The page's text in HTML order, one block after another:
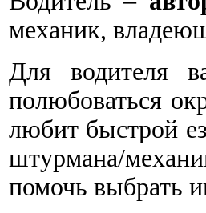
механик,
Для водителя
полюбоваться
любит быстрой
штурмана/
помочь выбрать